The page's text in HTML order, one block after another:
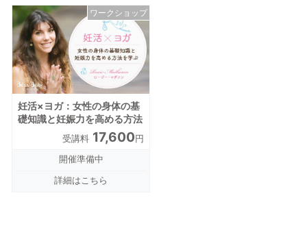
妊活×ヨガ：女性の身体の基
礎知識と妊娠力を高める方法
受講料 17,600円
開催準備中
詳細はこちら
ワークショップ